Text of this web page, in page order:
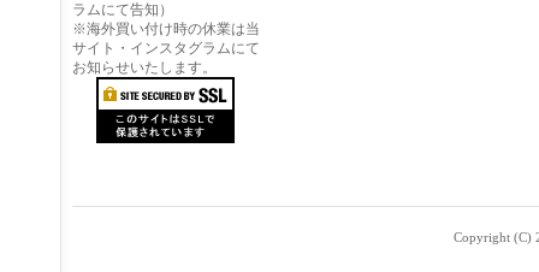
ラムにて告知）
※海外買い付け時の休業は当
サイト・インスタグラムにて
お知らせいたします。
Copyright (C)